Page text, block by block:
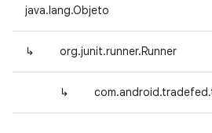
java.lang.Objeto
↳ org.junit.runner.Runner
↳